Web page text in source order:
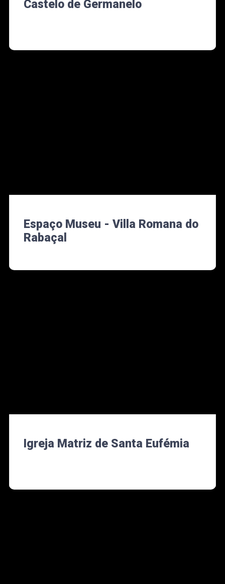
Castelo de Germanelo
Espaço Museu - Villa Romana do
Rabaçal
Igreja Matriz de Santa Eufémia